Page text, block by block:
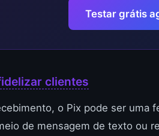
Testar grátis
clientes
o Pix pode ser uma
de mensagem de texto ou